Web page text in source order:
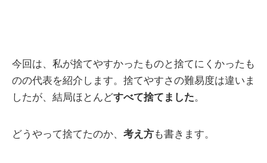
今回は、私が捨てやすかったものと捨てにくかったも
のの代表を紹介します。捨てやすさの難易度は違いま
したが、結局ほとんどすべて捨てました。
どうやって捨てたのか、 考え方も書きます。